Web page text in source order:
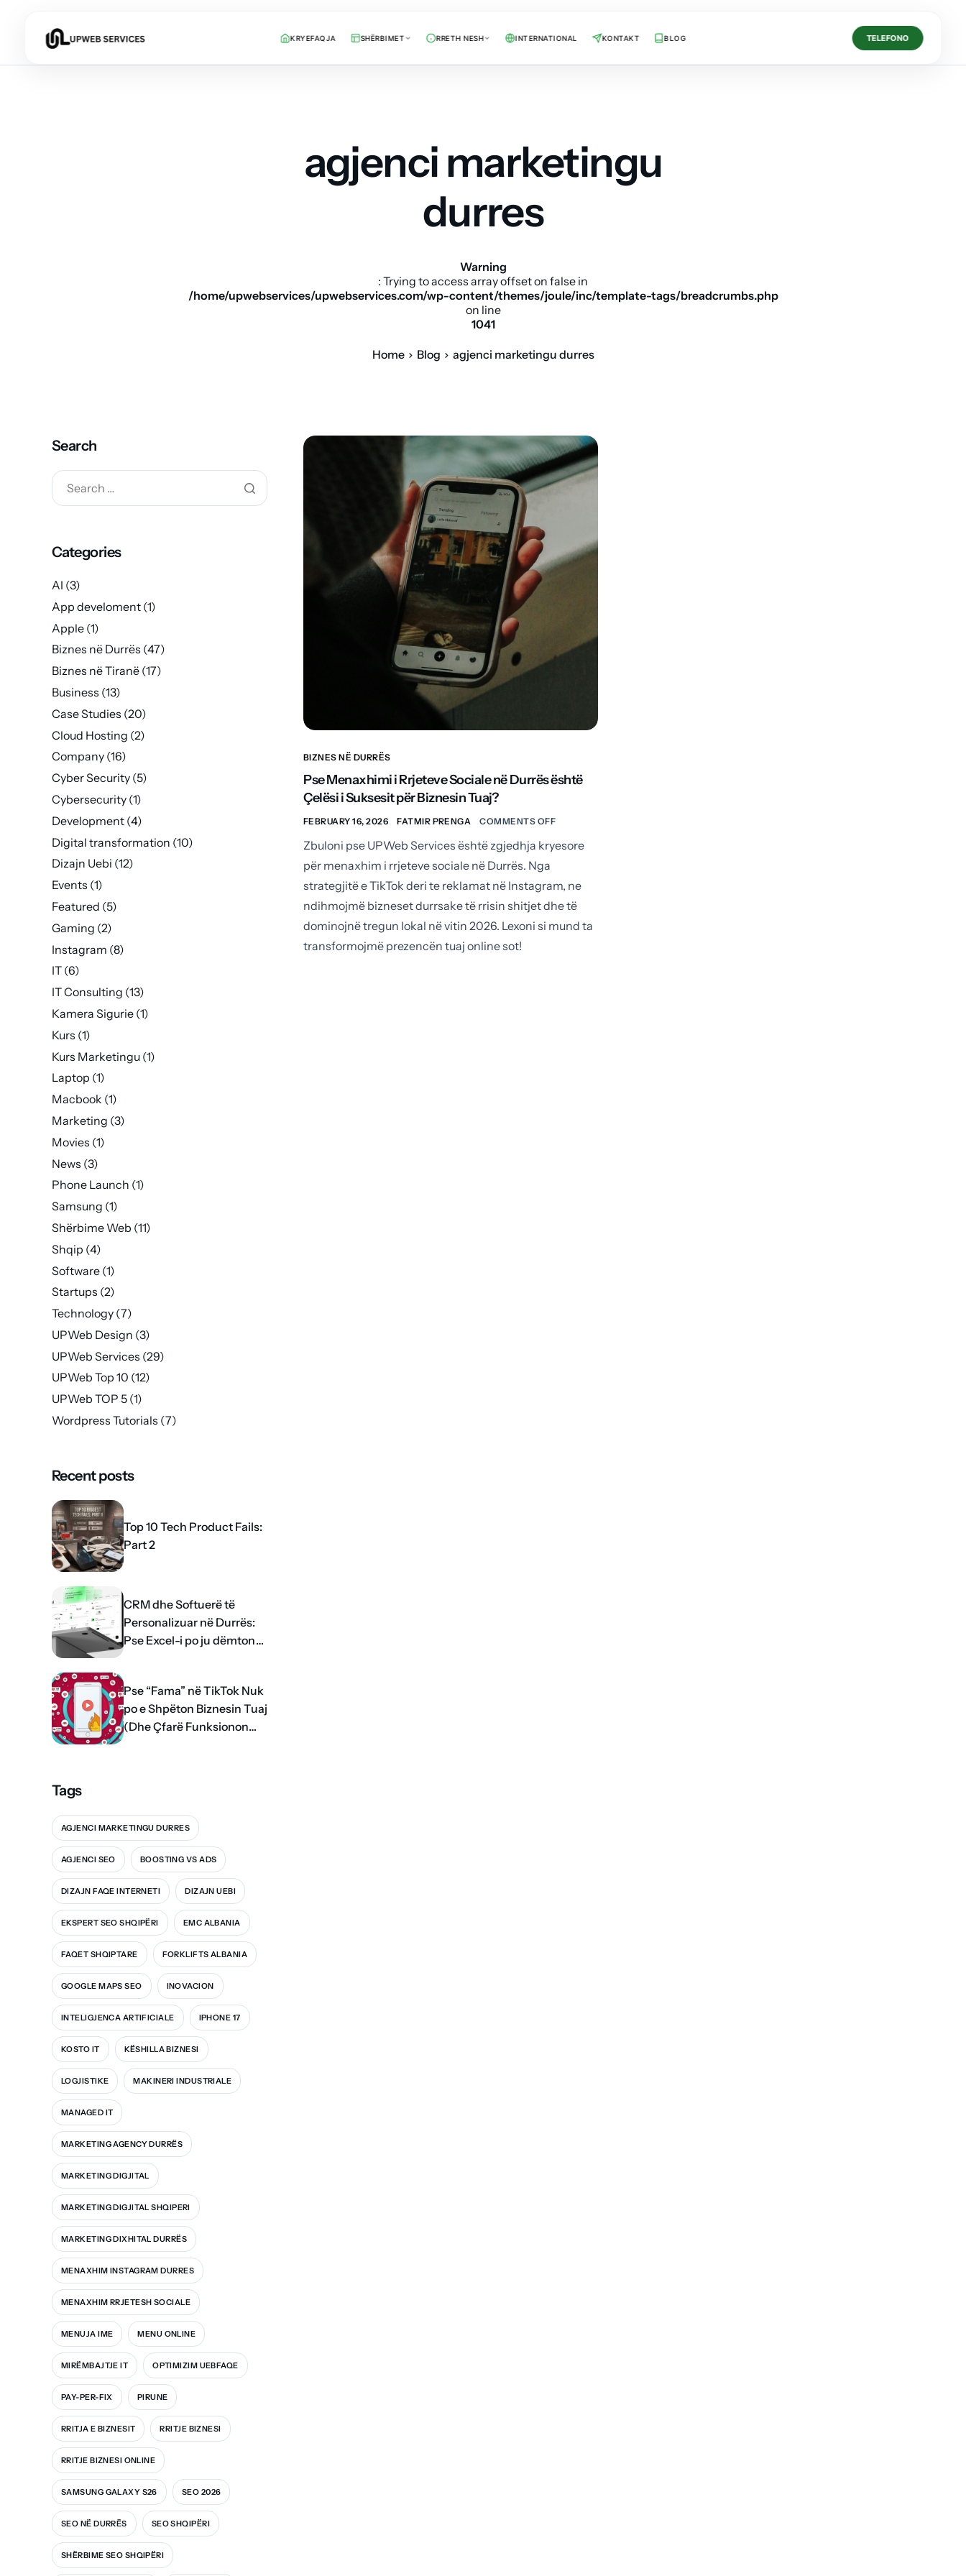
KRYEFAQJA SHËRBIMET RRETH NESH INTERNATIONAL KONTAKT BLOG TELEFONO
agjenci marketingu
durres
Warning
: Trying to access array offset on false in
/home/upwebservices/upwebservices.com/wp-content/themes/joule/inc/template-tags/breadcrumbs.php
on line
1041
Home Blog agjenci marketingu durres
BIZNES NË DURRËS
Pse Menaxhimi i Rrjeteve Sociale në Durrës është
Çelësi i Suksesit për Biznesin Tuaj?
FEBRUARY 16, 2026 FATMIR PRENGA COMMENTS OFF
Zbuloni pse UPWeb Services është zgjedhja kryesore
për menaxhim i rrjeteve sociale në Durrës. Nga
strategjitë e TikTok deri te reklamat në Instagram, ne
ndihmojmë bizneset durrsake të rrisin shitjet dhe të
dominojnë tregun lokal në vitin 2026. Lexoni si mund ta
transformojmë prezencën tuaj online sot!
Search
Categories
AI (3)
App develoment (1)
Apple (1)
Biznes në Durrës (47)
Biznes në Tiranë (17)
Business (13)
Case Studies (20)
Cloud Hosting (2)
Company (16)
Cyber Security (5)
Cybersecurity (1)
Development (4)
Digital transformation (10)
Dizajn Uebi (12)
Events (1)
Featured (5)
Gaming (2)
Instagram (8)
IT (6)
IT Consulting (13)
Kamera Sigurie (1)
Kurs (1)
Kurs Marketingu (1)
Laptop (1)
Macbook (1)
Marketing (3)
Movies (1)
News (3)
Phone Launch (1)
Samsung (1)
Shërbime Web (11)
Shqip (4)
Software (1)
Startups (2)
Technology (7)
UPWeb Design (3)
UPWeb Services (29)
UPWeb Top 10 (12)
UPWeb TOP 5 (1)
Wordpress Tutorials (7)
Recent posts
Top 10 Tech Product Fails:
Part 2
CRM dhe Softuerë të
Personalizuar në Durrës:
Pse Excel-i po ju dëmton
Pse “Fama” në TikTok Nuk
po e Shpëton Biznesin Tuaj
(Dhe Çfarë Funksionon
Tags
AGJENCI MARKETINGU DURRES
AGJENCI SEO BOOSTING VS ADS
DIZAJN FAQE INTERNETI DIZAJN UEBI
EKSPERT SEO SHQIPËRI EMC ALBANIA
FAQET SHQIPTARE FORKLIFTS ALBANIA
GOOGLE MAPS SEO INOVACION
INTELIGJENCA ARTIFICIALE IPHONE 17
KOSTO IT KËSHILLA BIZNESI
LOGJISTIKE MAKINERI INDUSTRIALE
MANAGED IT
MARKETING AGENCY DURRËS
MARKETING DIGJITAL
MARKETING DIGJITAL SHQIPERI
MARKETING DIXHITAL DURRËS
MENAXHIM INSTAGRAM DURRES
MENAXHIM RRJETESH SOCIALE
MENUJA IME MENU ONLINE
MIRËMBAJTJE IT OPTIMIZIM UEBFAQE
PAY-PER-FIX PIRUNE
RRITJA E BIZNESIT RRITJE BIZNESI
RRITJE BIZNESI ONLINE
SAMSUNG GALAXY S26 SEO 2026
SEO NË DURRËS SEO SHQIPËRI
SHËRBIME SEO SHQIPËRI